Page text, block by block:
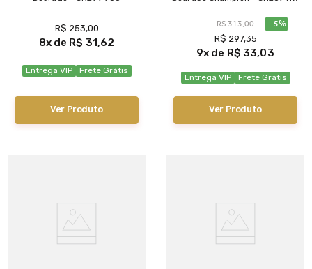
R$ 253,00
8 R$ 31,62
Entrega VIP Frete Grátis
Ver Produto
R$313,00 5%
R$ 297,35
9 R$ 33,03
Entrega VIP Frete Grátis
Ver Produto